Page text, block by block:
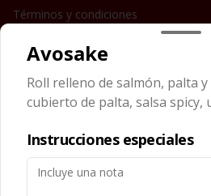
Términos y condiciones
Redes sociales
Instagram
Mi cuenta
Avosake
Roll relleno de salmón, palta
cubierto de palta, salsa spicy,
Instrucciones especiales